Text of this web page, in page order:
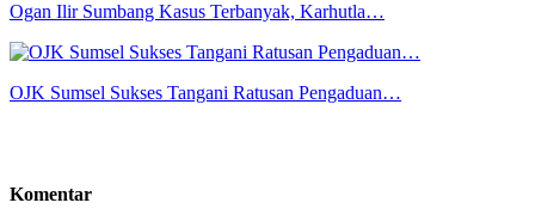
Ogan Ilir Sumbang Kasus Terbanyak, Karhutla…
OJK Sumsel Sukses Tangani Ratusan Pengaduan…
Komentar